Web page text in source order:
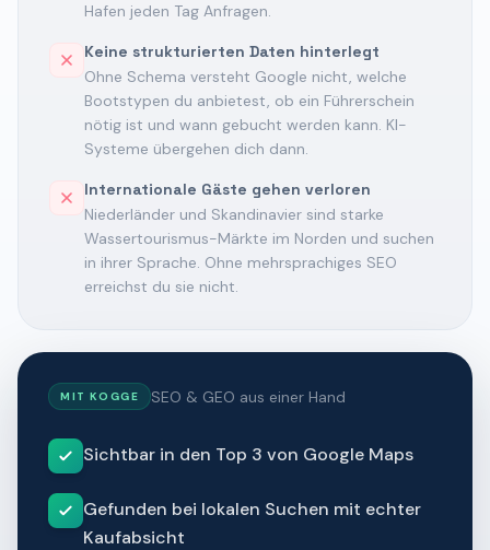
Hafen jeden Tag Anfragen.
Keine strukturierten Daten hinterlegt
Ohne Schema versteht Google nicht, welche
Bootstypen du anbietest, ob ein Führerschein
nötig ist und wann gebucht werden kann. KI-
Systeme übergehen dich dann.
Internationale Gäste gehen verloren
Niederländer und Skandinavier sind starke
Wassertourismus-Märkte im Norden und suchen
in ihrer Sprache. Ohne mehrsprachiges SEO
erreichst du sie nicht.
MIT KOGGE SEO & GEO aus einer Hand
Sichtbar in den Top 3 von Google Maps
Gefunden bei lokalen Suchen mit echter
Kaufabsicht